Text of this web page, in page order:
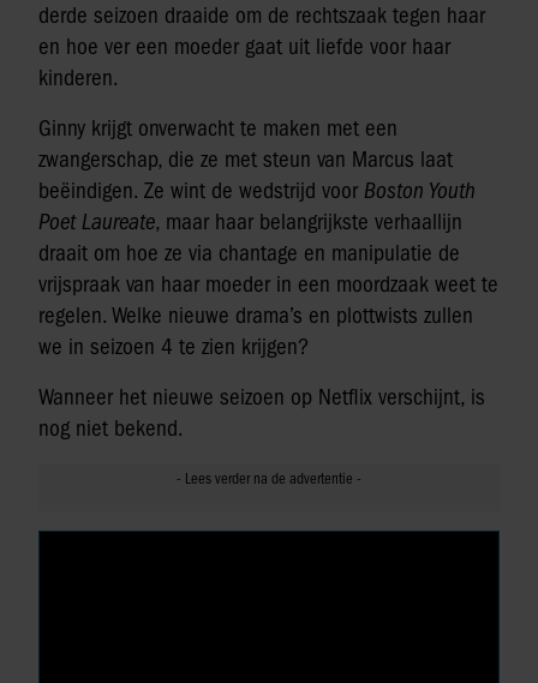
derde seizoen draaide om de rechtszaak tegen haar
en hoe ver een moeder gaat uit liefde voor haar
kinderen.
Ginny krijgt onverwacht te maken met een
zwangerschap, die ze met steun van Marcus laat
beëindigen. Ze wint de wedstrijd voor Boston Youth
Poet Laureate, maar haar belangrijkste verhaallijn
draait om hoe ze via chantage en manipulatie de
vrijspraak van haar moeder in een moordzaak weet te
regelen. Welke nieuwe drama’s en plottwists zullen
we in seizoen 4 te zien krijgen?
Wanneer het nieuwe seizoen op Netflix verschijnt, is
nog niet bekend.